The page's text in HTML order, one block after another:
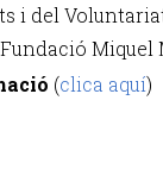
i del
Fundació Miquel
(clica aquí)